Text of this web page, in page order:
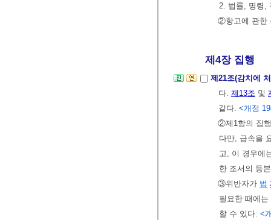
2. 법률, 명령,
②항고에 관한
제4장 집행
제21조(감치에
다. 제13조 및
같다. <개정
②제1항의 집
다만, 급속을
고, 이 경우에
한 조서의 등
③위반자가 법
필요한 때에
할 수 있다. <